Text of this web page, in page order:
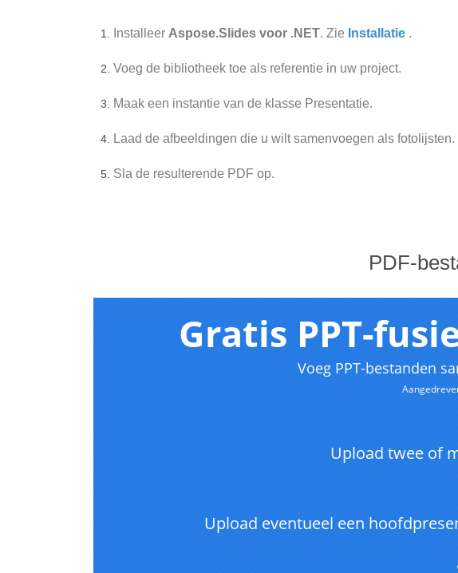
Installeer Aspose.Slides voor .NET. Zie Installatie .
Voeg de bibliotheek toe als referentie in uw project.
Maak een instantie van de klasse Presentatie.
Laad de afbeeldingen die u wilt samenvoegen als fotolijsten.
Sla de resulterende PDF op.
PDF-